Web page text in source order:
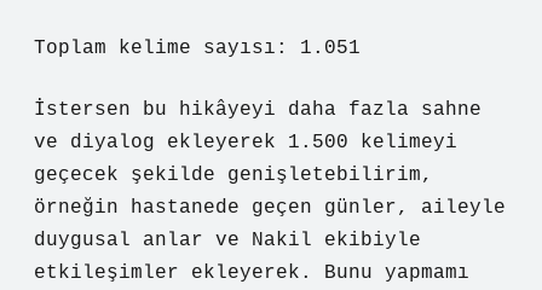
Toplam kelime sayısı: 1.051
İstersen bu hikâyeyi daha fazla sahne
ve diyalog ekleyerek 1.500 kelimeyi
geçecek şekilde genişletebilirim,
örneğin hastanede geçen günler, aileyle
duygusal anlar ve Nakil ekibiyle
etkileşimler ekleyerek. Bunu yapmamı